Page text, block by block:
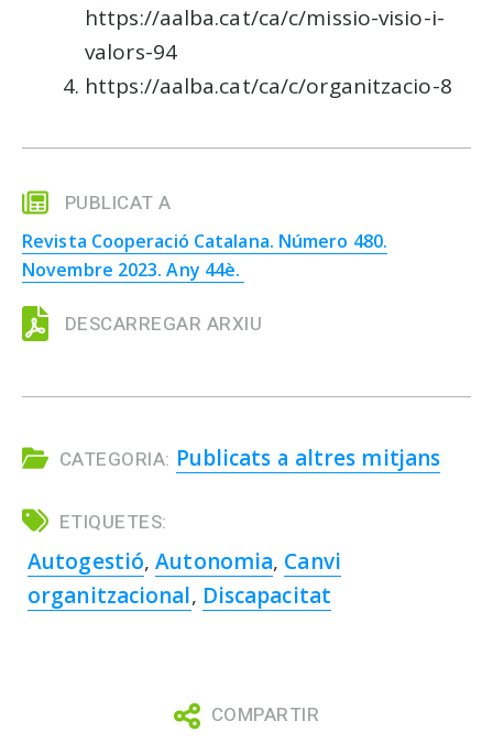
https://aalba.cat/ca/c/missio-visio-i-
valors-94
https://aalba.cat/ca/c/organitzacio-8
PUBLICAT A
Revista Cooperació Catalana. Número 480.
Novembre 2023. Any 44è.
DESCARREGAR ARXIU
CATEGORIA: Publicats a altres mitjans
ETIQUETES:
Autogestió,Autonomia, Canvi
organitzacional, Discapacitat
COMPARTIR